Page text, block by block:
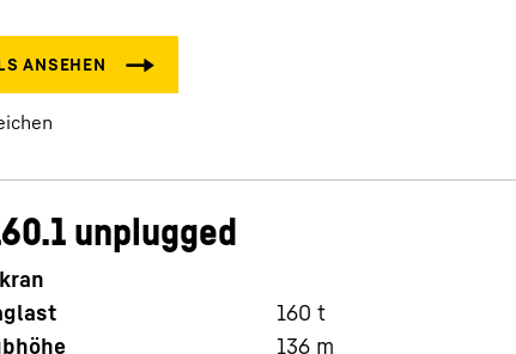
unplugged
160 t
136 m